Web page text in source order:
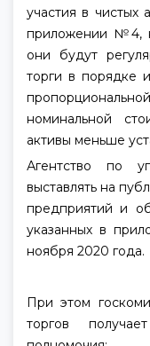
участия в чистых
приложении №4,
они будут
торги в порядке
номинальной
активы меньше
Агентство по
выставлять на
предприятий и
указанных в
ноября 2020 года.
При этом
торгов